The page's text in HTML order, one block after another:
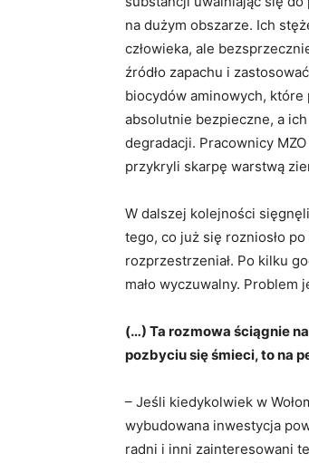
na dużym obszarze. Ich
człowieka, ale
źródło zapachu i
biocydów aminowych,
absolutnie bezpieczne, a
degradacji. Pracownicy
przykryli skarpę warstwą
W dalszej kolejności
tego, co już się rozniosło
rozprzestrzeniał. Po kilku
mało wyczuwalny. Problem
(…) Ta rozmowa ściągnie
pozbyciu się śmieci, to na
– Jeśli kiedykolwiek w
wybudowana inwestycja
radni i inni zainteresowani